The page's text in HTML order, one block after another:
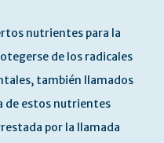
nutrientes para la
de los radicales
también llamados
de estos nutrientes
por la llamada